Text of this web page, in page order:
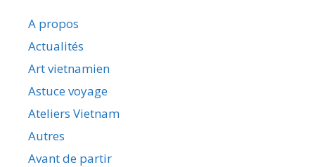
A propos
Actualités
Art vietnamien
Astuce voyage
Ateliers Vietnam
Autres
Avant de partir